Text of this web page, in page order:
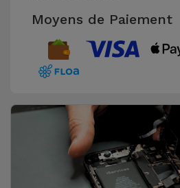
Moyens de Paiement